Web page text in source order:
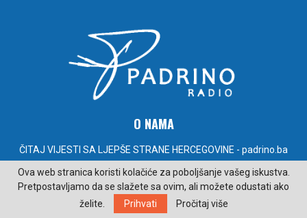
O NAMA
ČITAJ VIJESTI SA LJEPŠE STRANE HERCEGOVINE - padrino.ba
Kontakt:radiopadrino@gmail.com
Ova web stranica koristi kolačiće za poboljšanje vašeg iskustva.
Pretpostavljamo da se slažete sa ovim, ali možete odustati ako
želite.
Prihvati Pročitaj više